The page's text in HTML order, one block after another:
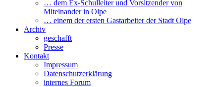
… dem Ex-Schulleiter und Vorsitzender von
Miteinander in Olpe
… einem der ersten Gastarbeiter der Stadt Olpe
Archiv
geschafft
Presse
Kontakt
Impressum
Datenschutzerklärung
internes Forum